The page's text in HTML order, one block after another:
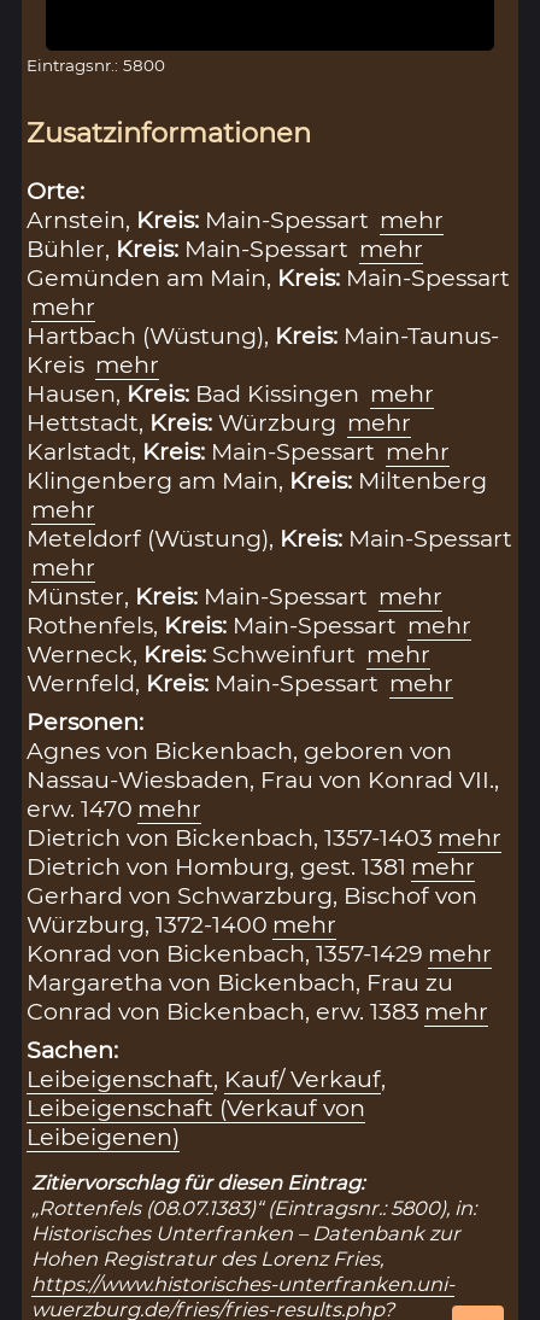
Eintragsnr.: 5800
Zusatzinformationen
Orte:
Arnstein, Kreis: Main-Spessart mehr
Bühler, Kreis: Main-Spessart mehr
Gemünden am Main, Kreis: Main-Spessart
mehr
Hartbach (Wüstung), Kreis: Main-Taunus-
Kreis mehr
Hausen, Kreis: Bad Kissingen mehr
Hettstadt, Kreis:Würzburg mehr
Karlstadt, Kreis: Main-Spessart mehr
Klingenberg am Main, Kreis: Miltenberg
mehr
Meteldorf (Wüstung), Kreis: Main-Spessart
mehr
Münster, Kreis: Main-Spessart mehr
Rothenfels, Kreis: Main-Spessart mehr
Werneck, Kreis: Schweinfurt mehr
Wernfeld, Kreis: Main-Spessart mehr
Personen:
Agnes von Bickenbach, geboren von
Nassau-Wiesbaden, Frau von Konrad VII.,
erw. 1470 mehr
Dietrich von Bickenbach, 1357-1403 mehr
Dietrich von Homburg, gest. 1381 mehr
Gerhard von Schwarzburg, Bischof von
Würzburg, 1372-1400 mehr
Konrad von Bickenbach, 1357-1429 mehr
Margaretha von Bickenbach, Frau zu
Conrad von Bickenbach, erw. 1383 mehr
Sachen:
Leibeigenschaft, Kauf/ Verkauf,
Leibeigenschaft (Verkauf von
Leibeigenen)
Zitiervorschlag für diesen Eintrag:
„Rottenfels (08.07.1383)“ (Eintragsnr.: 5800), in:
Historisches Unterfranken – Datenbank zur
Hohen Registratur des Lorenz Fries,
https://www.historisches-unterfranken.uni-
wuerzburg.de/fries/fries-results.php?